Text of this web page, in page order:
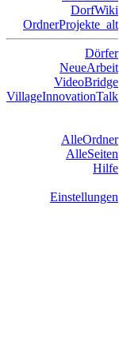
DorfWiki
OrdnerProjekte_alt
Dörfer
NeueArbeit
VideoBridge
VillageInnovationTalk
AlleOrdner
AlleSeiten
Hilfe
Einstellungen